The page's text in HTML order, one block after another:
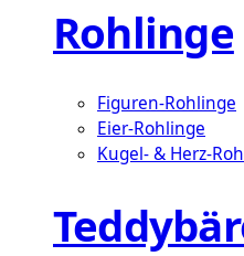
Rohlinge
Figuren-Rohlinge
Eier-Rohlinge
Kugel- & Herz-